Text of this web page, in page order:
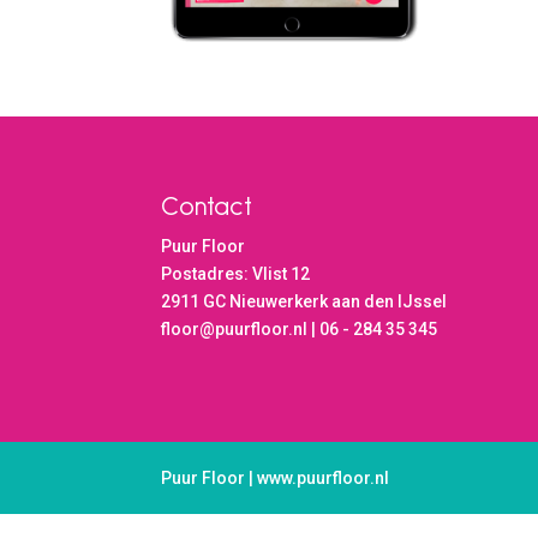
Contact
Puur Floor
Postadres: Vlist 12
2911 GC Nieuwerkerk aan den IJssel
floor@puurfloor.nl | 06 - 284 35 345
Puur Floor | www.puurfloor.nl